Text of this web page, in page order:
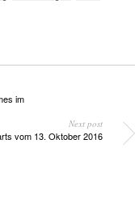
im
Next post
vom 13. Oktober 2016